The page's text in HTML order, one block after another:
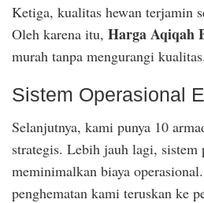
Ketiga, kualitas hewan terjamin
Oleh karena itu, Harga Aqiqah
murah tanpa mengurangi kualitas.
Sistem Operasional
Selanjutnya, kami punya 10
strategis. Lebih jauh lagi, sistem
meminimalkan biaya
penghematan kami teruskan ke